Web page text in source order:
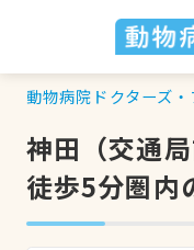
動物病院ドクターズ
神田（交通
徒歩5分圏内